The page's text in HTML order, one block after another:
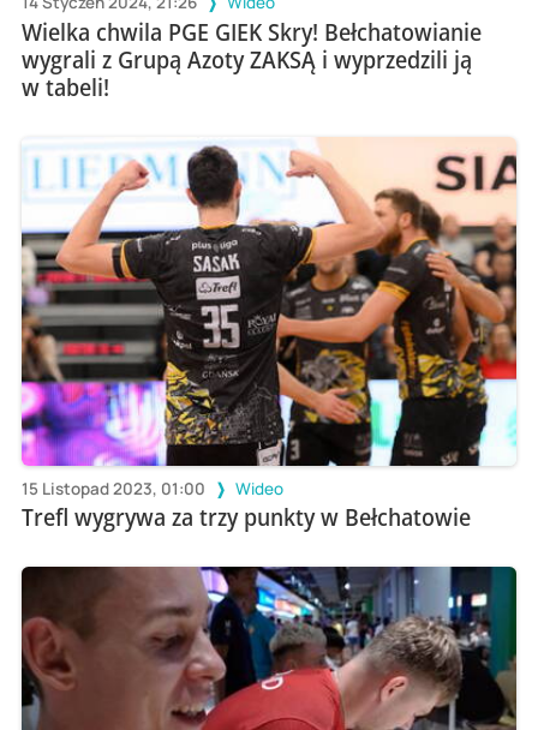
Wielka chwila PGE GIEK Skry! Bełchatowianie
wygrali z Grupą Azoty ZAKSĄ i wyprzedzili ją
w tabeli!
15 Listopad 2023, 01:00 Wideo
Trefl wygrywa za trzy punkty w Bełchatowie